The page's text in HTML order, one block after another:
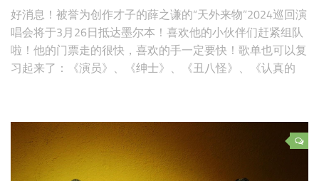
好消息！被誉为创作才子的薛之谦的“天外来物”2024巡回演
唱会将于3月26日抵达墨尔本！喜欢他的小伙伴们赶紧组队
啦！他的门票走的很快，喜欢的手一定要快！歌单也可以复
习起来了：《演员》、《绅士》、《丑八怪》、《认真的
点：Rod Laver Arena【订票页面】【预定周边酒店】